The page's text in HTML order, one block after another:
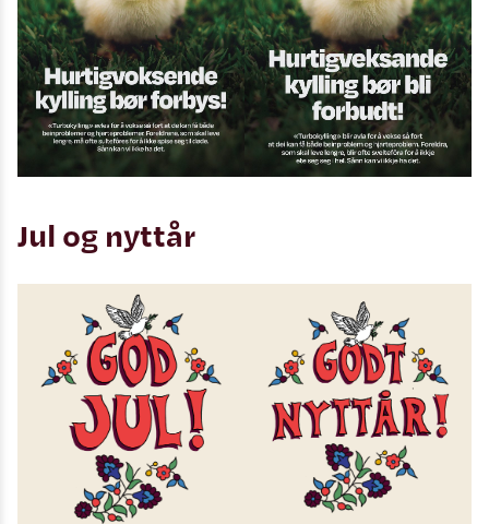
Jul og nyttår